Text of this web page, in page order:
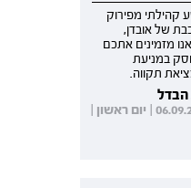
מפירוק
של אובדן,
מזמינים אתכם
במניעת
תקווה.
האקדמית ת"א-יפו | 06.09.2026 | יום ראשון |